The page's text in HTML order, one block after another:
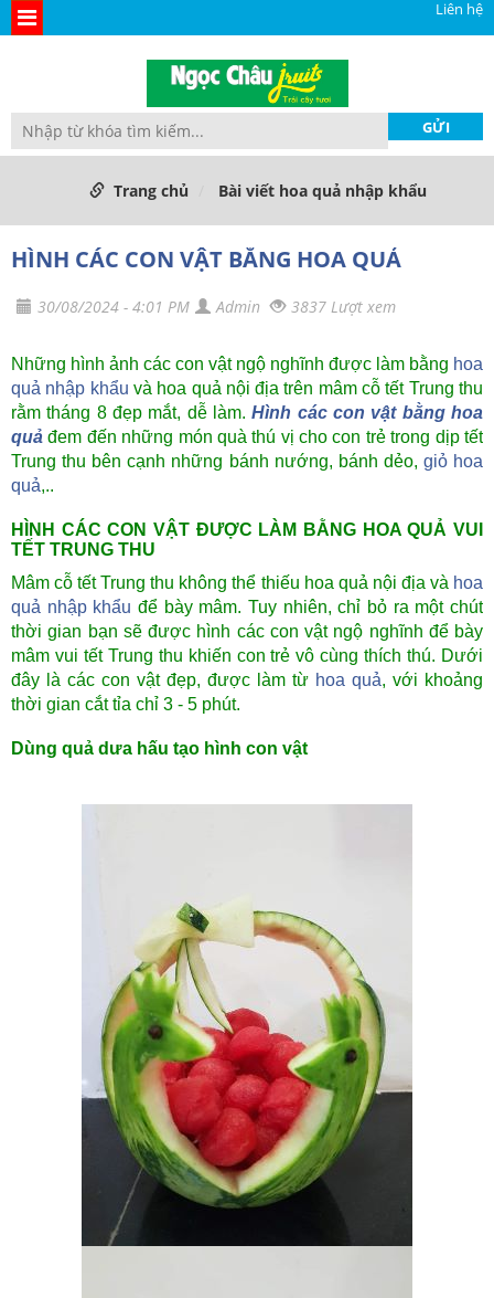
Liên hệ
Trang chủ Bài viết hoa quả nhập khẩu
HÌNH CÁC CON VẬT BẰNG HOA QUẢ
30/08/2024 - 4:01 PM Admin 3837 Lượt xem
Những hình ảnh các con vật ngộ nghĩnh được làm bằng hoa
quả nhập khẩu và hoa quả nội địa trên mâm cỗ tết Trung thu
rằm tháng 8 đẹp mắt, dễ làm.Hình các con vật bằng hoa
quả đem đến những món quà thú vị cho con trẻ trong dịp tết
Trung thu bên cạnh những bánh nướng, bánh dẻo, giỏ hoa
quả,..
HÌNH CÁC CON VẬT ĐƯỢC LÀM BẰNG HOA QUẢ VUI
TẾT TRUNG THU
Mâm cỗ tết Trung thu không thể thiếu hoa quả nội địa và hoa
quả nhập khẩu để bày mâm. Tuy nhiên, chỉ bỏ ra một chút
thời gian bạn sẽ được hình các con vật ngộ nghĩnh để bày
mâm vui tết Trung thu khiến con trẻ vô cùng thích thú. Dưới
đây là các con vật đẹp, được làm từ hoa quả, với khoảng
thời gian cắt tỉa chỉ 3 - 5 phút.
Dùng quả dưa hấu tạo hình con vật